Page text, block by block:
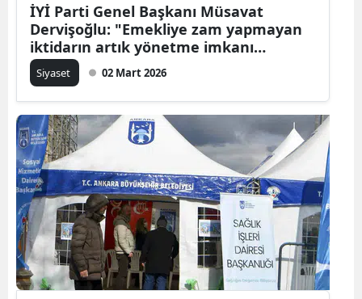
İYİ Parti Genel Başkanı Müsavat
Dervişoğlu: "Emekliye zam yapmayan
iktidarın artık yönetme imkanı
kalmadı"
Siyaset 02 Mart 2026